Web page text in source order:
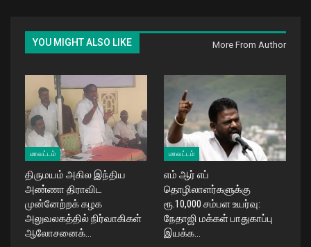
YOU MIGHT ALSO LIKE More From Author
மாவட்டம்
திருமயம் அகில இந்திய
அண்ணா திராவிட
முன்னேற்றக் கழக
அலுவலகத்தில் நிர்வாகிகள்
ஆலோசனைக்…
மாவட்டம்
எம் ஆர் எப்
தொழிலாளர்களுக்கு
ரூ.10,000 சம்பள உயர்வு:
நேதாஜி மக்கள் பாதுகாப்பு
இயக்க…